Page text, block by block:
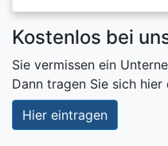
Kostenlos bei
Sie vermissen ein
Dann tragen Sie sich hier
Hier eintragen